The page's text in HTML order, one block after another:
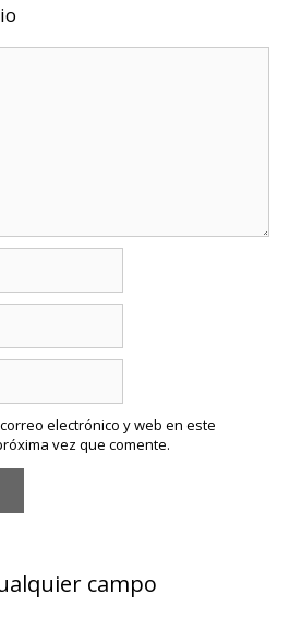
electrónico y web en este
vez que comente.
campo